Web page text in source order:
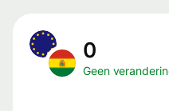
0
Geen